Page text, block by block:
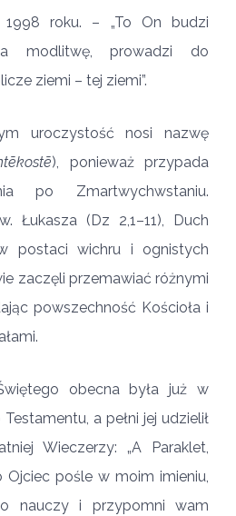
roku. – „To On budzi
modlitwę, prowadzi do
ziemi – tej ziemi”.
uroczystość nosi nazwę
), ponieważ przypada
po Zmartwychwstaniu.
Łukasza (Dz 2,1–11), Duch
postaci wichru i ognistych
zaczęli przemawiać różnymi
powszechność Kościoła i
obecna była już w
a pełni jej udzielił
Wieczerzy: „A Paraklet,
Ojciec pośle w moim imieniu,
nauczy i przypomni wam